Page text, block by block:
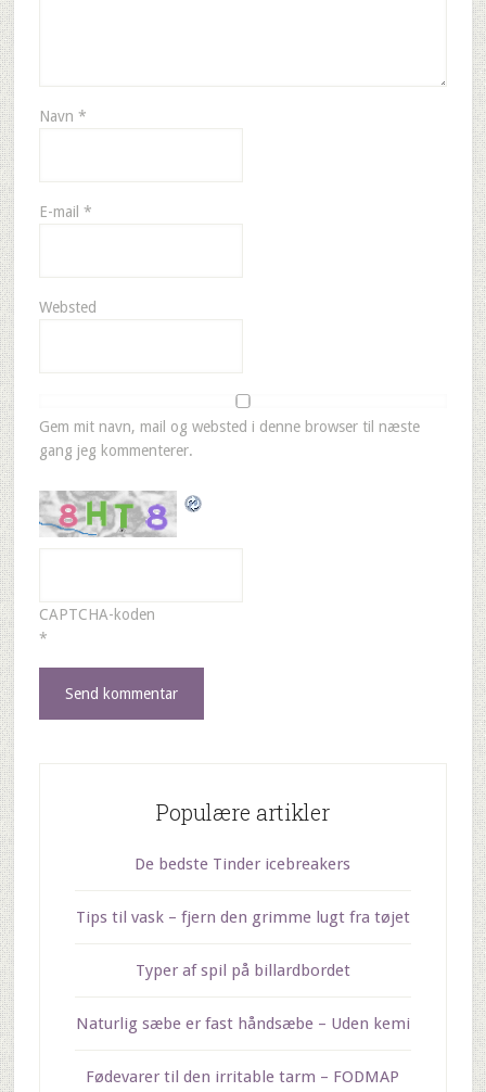
Navn *
E-mail *
Websted
Gem mit navn, mail og websted i denne browser til næste
gang jeg kommenterer.
CAPTCHA-koden
*
Populære artikler
De bedste Tinder icebreakers
Tips til vask – fjern den grimme lugt fra tøjet
Typer af spil på billardbordet
Naturlig sæbe er fast håndsæbe – Uden kemi
Fødevarer til den irritable tarm – FODMAP